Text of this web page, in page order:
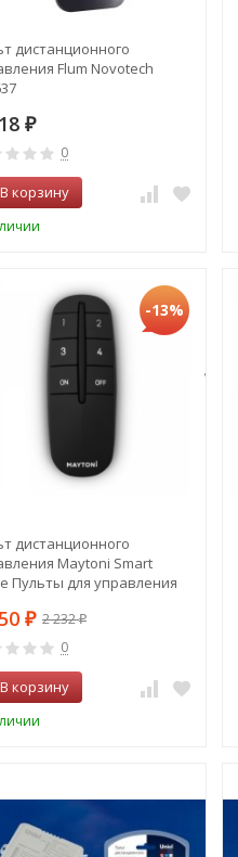
дистанционного
Flum Novotech
₽
0
В корзину
-13%
дистанционного
Maytoni Smart
Пульты для управления
₽ 2 232₽
0
В корзину